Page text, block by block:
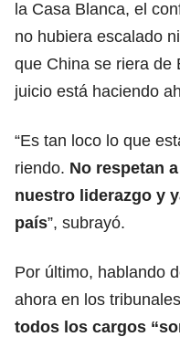
la Casa Blanca, el
no hubiera escalado
que China se riera de
juicio está haciendo
“Es tan loco lo que
riendo. No respetan
nuestro liderazgo y
país”, subrayó.
Por último, hablando
ahora en los
todos los cargos